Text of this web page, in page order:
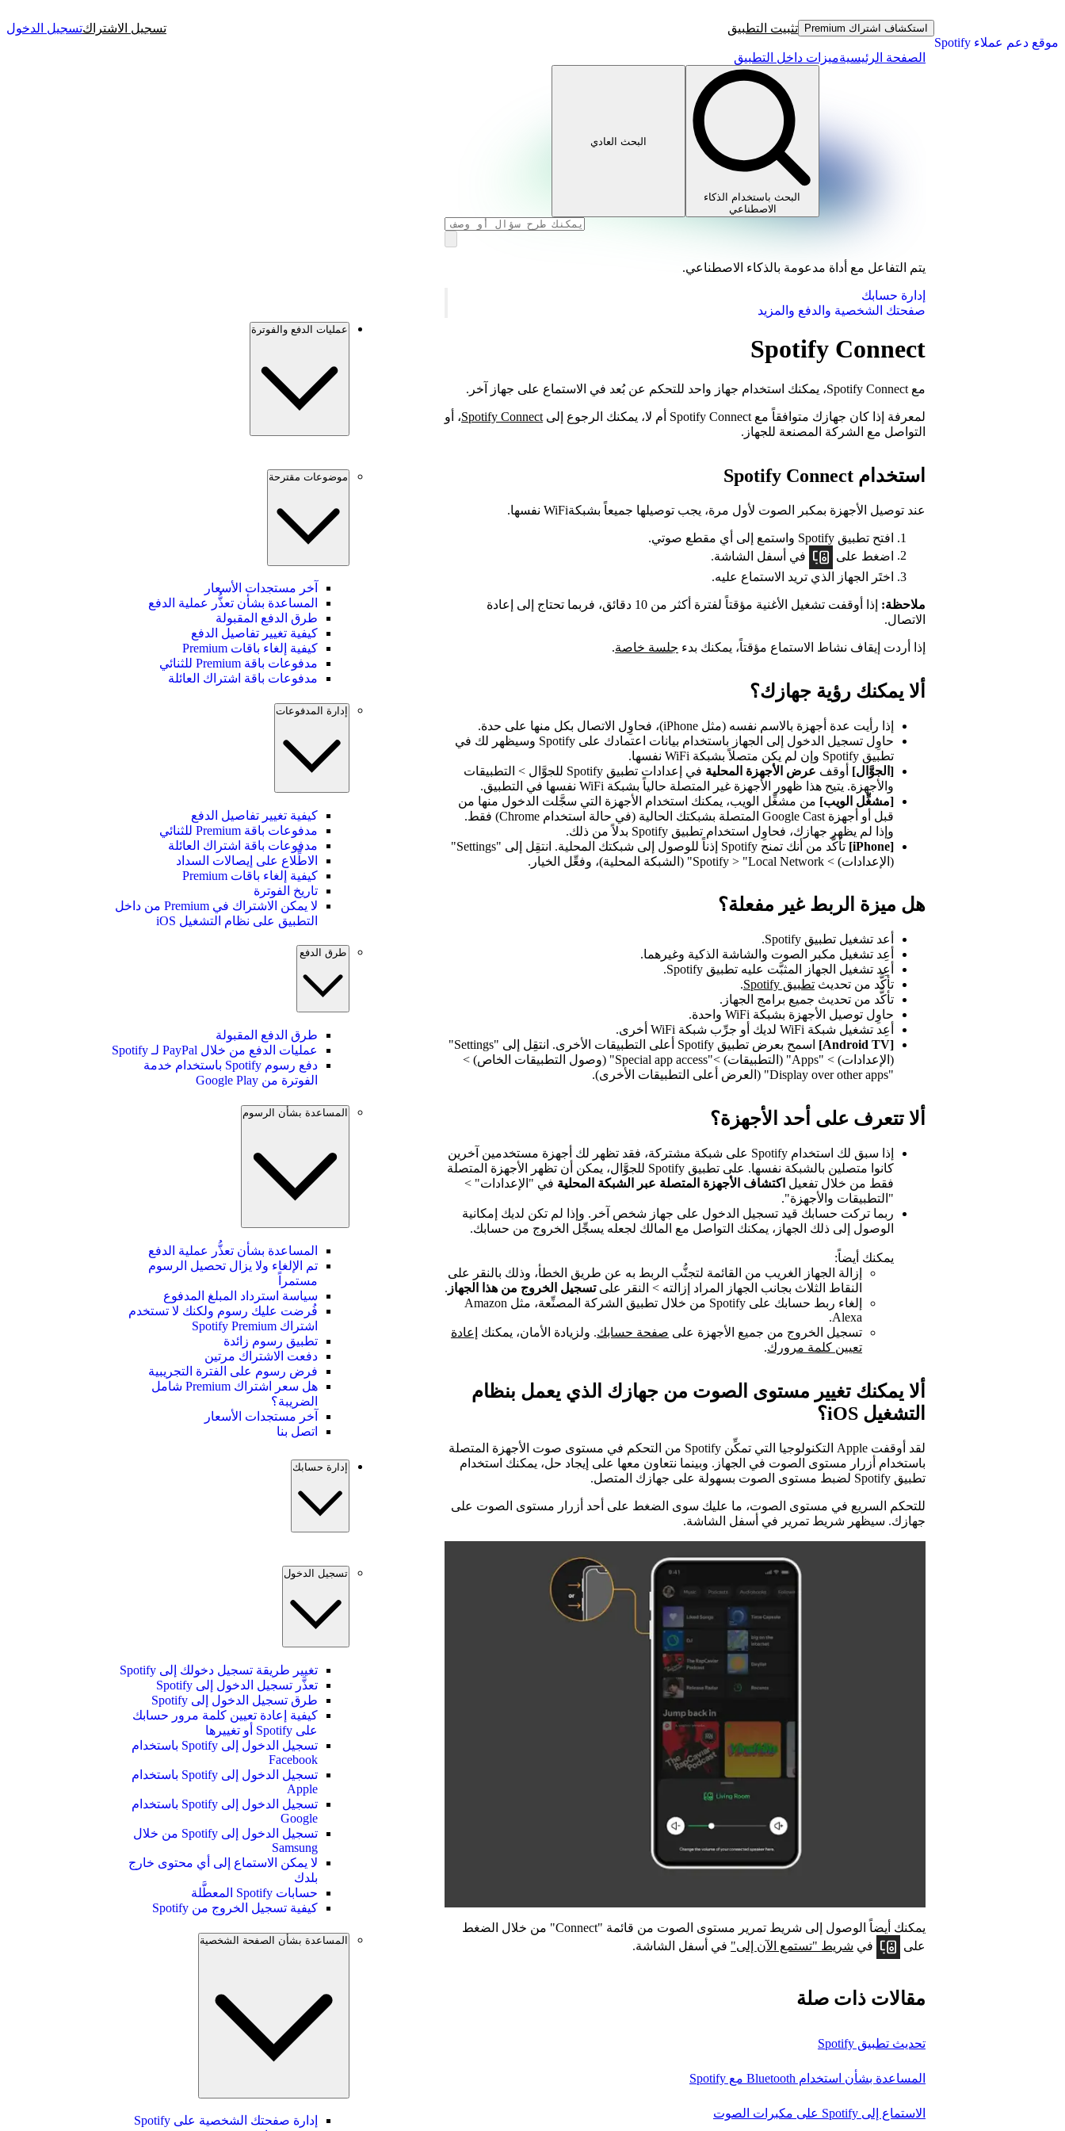
موقع دعم عملاء Spotify
استكشاف اشتراك Premium تثبيت التطبيق تسجيل الاشتراكتسجيل الدخول
الصفحة الرئيسيةميزات داخل التطبيق
البحث باستخدام الذكاء
الاصطناعي
البحث العادي
يتم التفاعل مع أداة مدعومة بالذكاء الاصطناعي.
إدارة حسابك
صفحتك الشخصية والدفع والمزيد
Spotify Connect
مع Spotify Connect، يمكنك استخدام جهاز واحد للتحكم عن بُعد في الاستماع على جهاز آخر.
لمعرفة إذا كان جهازك متوافقاً مع Spotify Connect أم لا، يمكنك الرجوع إلى Spotify Connect، أو
التواصل مع الشركة المصنعة للجهاز.
استخدام Spotify Connect
عند توصيل الأجهزة بمكبر الصوت لأول مرة، يجب توصيلها جميعاً بشبكةWiFi نفسها.
افتح تطبيق Spotify واستمع إلى أي مقطع صوتي.
اضغط على
في أسفل الشاشة.
اختَر الجهاز الذي تريد الاستماع عليه.
ملاحظة:
إذا أوقفت تشغيل الأغنية مؤقتاً لفترة أكثر من 10 دقائق، فربما تحتاج إلى إعادة
الاتصال.
إذا أردت إيقاف نشاط الاستماع مؤقتاً، يمكنك بدء جلسة خاصة.
ألا يمكنك رؤية جهازك؟
إذا رأيت عدة أجهزة بالاسم نفسه (مثل iPhone)، فحاوِل الاتصال بكل منها على حدة.
حاوِل تسجيل الدخول إلى الجهاز باستخدام بيانات اعتمادك على Spotify وسيظهر لك في
تطبيق Spotify وإن لم يكن متصلاً بشبكة WiFi نفسها.
[الجوَّال] أوقف عرض الأجهزة المحلية
في إعدادات تطبيق Spotify للجوَّال > التطبيقات
والأجهزة. يتيح هذا ظهور الأجهزة غير المتصلة حالياً بشبكة WiFi نفسها في التطبيق.
[مشغِّل الويب] من مشغِّل الويب، يمكنك استخدام الأجهزة التي سجَّلت الدخول منها من
قبل أو أجهزة Google Cast المتصلة بشبكتك الحالية (في حالة استخدام Chrome) فقط.
وإذا لم يظهر جهازك، فحاوِل استخدام تطبيق Spotify بدلاً من ذلك.
[iPhone]
تأكَّد من أنك تمنح Spotify إذناً للوصول إلى شبكتك المحلية. انتقِل إلى "Settings"
(الإعدادات) > Spotify > "Local Network" (الشبكة المحلية)، وفعِّل الخيار.
هل ميزة الربط غير مفعلة؟
أعد تشغيل تطبيق Spotify.
أعِد تشغيل مكبر الصوت والشاشة الذكية وغيرهما.
أعِد تشغيل الجهاز المثبَّت عليه تطبيق Spotify.
تأكَّد من تحديث تطبيق Spotify
.
تأكَّد من تحديث جميع برامج الجهاز.
حاوِل توصيل الأجهزة بشبكة WiFi واحدة.
أعِد تشغيل شبكة WiFi لديك أو جرِّب شبكة WiFi أخرى.
[Android TV]
اسمح بعرض تطبيق Spotify أعلى التطبيقات الأخرى. انتقِل إلى "Settings"
(الإعدادات) > "Apps" (التطبيقات) >"Special app access" (وصول التطبيقات الخاص) >
"Display over other apps" (العرض أعلى التطبيقات الأخرى).
ألا تتعرف على أحد الأجهزة؟
إذا سبق لك استخدام Spotify على شبكة مشتركة، فقد تظهر لك أجهزة مستخدمين آخرين
كانوا متصلين بالشبكة نفسها. على تطبيق Spotify للجوَّال، يمكن أن تظهر الأجهزة المتصلة
فقط من خلال تفعيل اكتشاف الأجهزة المتصلة عبر الشبكة المحلية في "الإعدادات" >
"التطبيقات والأجهزة".
ربما تركت حسابك قيد تسجيل الدخول على جهاز شخص آخر. وإذا لم تكن لديك إمكانية
الوصول إلى ذلك الجهاز، يمكنك التواصل مع المالك لجعله يسجِّل الخروج من حسابك.
يمكنك أيضاً:
إزالة الجهاز الغريب من القائمة لتجنُّب الربط به عن طريق الخطأ، وذلك بالنقر على
النقاط الثلاث بجانب الجهاز المراد إزالته > النقر علىتسجيل الخروج من هذا الجهاز .
إلغاء ربط حسابك على Spotify من خلال تطبيق الشركة المصنِّعة، مثل Amazon
Alexa.
تسجيل الخروج من جميع الأجهزة على صفحة حسابك. ولزيادة الأمان، يمكنك
إعادة
تعيين كلمة مرورك.
ألا يمكنك تغيير مستوى الصوت من جهازك الذي يعمل بنظام
التشغيل iOS؟
لقد أوقفت Apple التكنولوجيا التي تمكِّن Spotify من التحكم في مستوى صوت الأجهزة المتصلة
باستخدام أزرار مستوى الصوت في الجهاز. وبينما نتعاون معها على إيجاد حل، يمكنك استخدام
تطبيق Spotify لضبط مستوى الصوت بسهولة على جهازك المتصل.
للتحكم السريع في مستوى الصوت، ما عليك سوى الضغط على أحد أزرار مستوى الصوت على
جهازك. سيظهر شريط تمرير في أسفل الشاشة.
يمكنك أيضاً الوصول إلى شريط تمرير مستوى الصوت من قائمة "Connect" من خلال الضغط
على
في شريط "تستمع الآن إلى" في أسفل الشاشة.
مقالات ذات صلة
تحديث تطبيق Spotify
المساعدة بشأن استخدام Bluetooth مع Spotify
الاستماع إلى Spotify على مكبرات الصوت
عمليات الدفع والفوترة
موضوعات مقترحة
آخر مستجدات الأسعار
المساعدة بشأن تعذُّر عملية الدفع
طرق الدفع المقبولة
كيفية تغيير تفاصيل الدفع
كيفية إلغاء باقات Premium
مدفوعات باقة Premium للثنائي
مدفوعات باقة اشتراك العائلة
إدارة المدفوعات
كيفية تغيير تفاصيل الدفع
مدفوعات باقة Premium للثنائي
مدفوعات باقة اشتراك العائلة
الاطِّلاع على إيصالات السداد
كيفية إلغاء باقات Premium
تاريخ الفوترة
لا يمكن الاشتراك في Premium من داخل
التطبيق على نظام التشغيل iOS
طرق الدفع
طرق الدفع المقبولة
عمليات الدفع من خلال PayPal لـ Spotify
دفع رسوم Spotify باستخدام خدمة
الفوترة من Google Play
المساعدة بشأن الرسوم
المساعدة بشأن تعذُّر عملية الدفع
تم الإلغاء ولا يزال تحصيل الرسوم
مستمراً
سياسة استرداد المبلغ المدفوع
فُرضت عليك رسوم ولكنك لا تستخدم
اشتراك Spotify Premium
تطبيق رسوم زائدة
دفعت الاشتراك مرتين
فرض رسوم على الفترة التجريبية
هل سعر اشتراك Premium شامل
الضريبة؟
آخر مستجدات الأسعار
اتصل بنا
إدارة حسابك
تسجيل الدخول
تغيير طريقة تسجيل دخولك إلى Spotify
تعذَّر تسجيل الدخول إلى Spotify
طرق تسجيل الدخول إلى Spotify
كيفية إعادة تعيين كلمة مرور حسابك
على Spotify أو تغييرها
تسجيل الدخول إلى Spotify باستخدام
Facebook
تسجيل الدخول إلى Spotify باستخدام
Apple
تسجيل الدخول إلى Spotify باستخدام
Google
تسجيل الدخول إلى Spotify من خلال
Samsung
لا يمكن الاستماع إلى أي محتوى خارج
بلدك
حسابات Spotify المعطَّلة
كيفية تسجيل الخروج من Spotify
المساعدة بشأن الصفحة الشخصية
إدارة صفحتك الشخصية على Spotify